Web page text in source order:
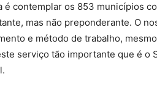
é contemplar os 853 municípios
mas não preponderante. O
e método de trabalho,
serviço tão importante que é o